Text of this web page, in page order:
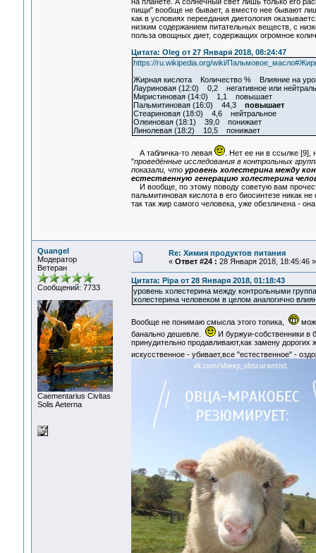
пищи" вообще не бывает, а вместо нее бывают
как в условиях переедания диетология
низким содержанием питательных веществ, с
польза овощных диет, содержащих огромное
Цитата: Oleg от 27 Января 2018, 08:24:47
https://ru.wikipedia.org/wiki/
Жирная кислота Количество % Влияние на
Лауриновая (12:0) 0,2 негативное или
Миристиновая (14:0) 1,1 повышает
Пальмитиновая (16:0) 44,3 повышает
Стеариновая (18:0) 4,6 нейтральное
Олеиновая (18:1) 39,0 понижает
Линолевая (18:2) 10,5 понижает
А табличка-то левая
. Нет ее ни в ссылке [9],
"проведённые исследования в контрольных
показали, что уровень холестерина между
естественную генерацию холестерина
И вообще, по этому поводу советую вам
пальмитиновая кислота в его биосинтезе никак
так так жир самого человека, уже обезличена -
Quangel
Модератор
Ветеран
Сообщений: 7733
Сaementarius Civitas
Solis Aeterna
Re: Химия продуктов питания
« Ответ #24 : 28 Января 2018, 18:45:46 »
Цитата: Pipa от 28 Января 2018, 01:18:43
уровень холестерина между контрольными
холестерина человеком в целом аналогично
Вообще не понимаю смысла этого топика,
банально дешевле.
И буржуи-собственники в
принудительно продавливают,как замену
искусственное - убивает,все "естественное" -